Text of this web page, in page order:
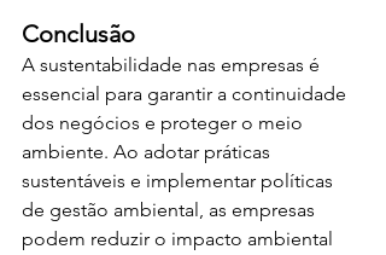
Conclusão
A sustentabilidade nas empresas é
essencial para garantir a continuidade
dos negócios e proteger o meio
ambiente. Ao adotar práticas
sustentáveis e implementar políticas
de gestão ambiental, as empresas
podem reduzir o impacto ambiental